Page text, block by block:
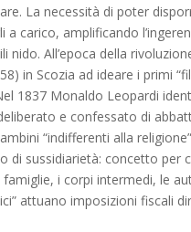
La necessità di poter
carico, amplificando
All’epoca della
in Scozia ad ideare i primi
1837 Monaldo Leopardi
e confessato di
“indifferenti alla
di sussidiarietà: concetto per
i corpi intermedi, le
attuano imposizioni fiscali